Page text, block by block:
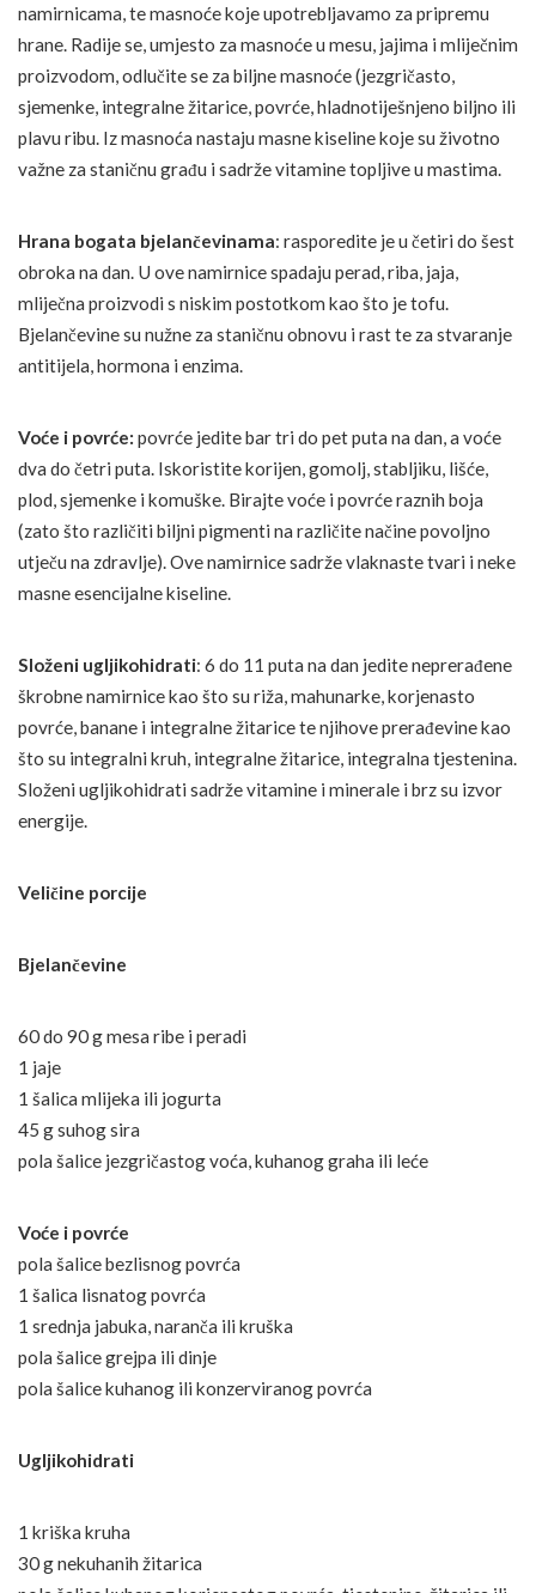
namirnicama, te masnoće koje upotrebljavamo za pripremu
hrane. Radije se, umjesto za masnoće u mesu, jajima i mliječnim
proizvodom, odlučite se za biljne masnoće (jezgričasto,
sjemenke, integralne žitarice, povrće, hladnotiješnjeno biljno ili
plavu ribu. Iz masnoća nastaju masne kiseline koje su životno
važne za staničnu građu i sadrže vitamine topljive u mastima.
Hrana bogata bjelančevinama: rasporedite je u četiri do šest
obroka na dan. U ove namirnice spadaju perad, riba, jaja,
mliječna proizvodi s niskim postotkom kao što je tofu.
Bjelančevine su nužne za staničnu obnovu i rast te za stvaranje
antitijela, hormona i enzima.
Voće i povrće: povrće jedite bar tri do pet puta na dan, a voće
dva do četri puta. Iskoristite korijen, gomolj, stabljiku, lišće,
plod, sjemenke i komuške. Birajte voće i povrće raznih boja
(zato što različiti biljni pigmenti na različite načine povoljno
utječu na zdravlje). Ove namirnice sadrže vlaknaste tvari i neke
masne esencijalne kiseline.
Složeni ugljikohidrati: 6 do 11 puta na dan jedite neprerađene
škrobne namirnice kao što su riža, mahunarke, korjenasto
povrće, banane i integralne žitarice te njihove prerađevine kao
što su integralni kruh, integralne žitarice, integralna tjestenina.
Složeni ugljikohidrati sadrže vitamine i minerale i brz su izvor
energije.
Veličine porcije
Bjelančevine
60 do 90 g mesa ribe i peradi
1 jaje
1 šalica mlijeka ili jogurta
45 g suhog sira
pola šalice jezgričastog voća, kuhanog graha ili leće
Voće i povrće
pola šalice bezlisnog povrća
1 šalica lisnatog povrća
1 srednja jabuka, naranča ili kruška
pola šalice grejpa ili dinje
pola šalice kuhanog ili konzerviranog povrća
Ugljikohidrati
1 kriška kruha
30 g nekuhanih žitarica